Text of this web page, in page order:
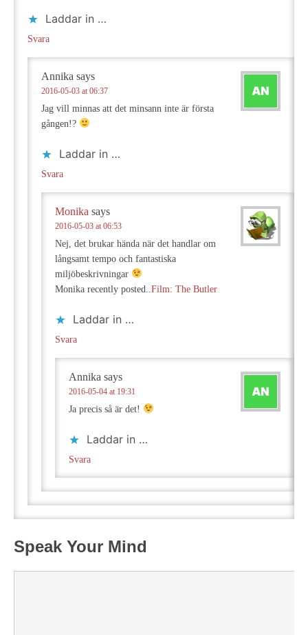
Laddar in …
Svara
Annika says
2016-05-03 at 06:37
Jag vill minnas att det minsann inte är första
gången!?
Laddar in …
Svara
Monika says
2016-05-03 at 06:53
Nej, det brukar hända när det handlar om
långsamt tempo och fantastiska
miljöbeskrivningar
Monika recently posted..Film: The Butler
Laddar in …
Svara
Annika says
2016-05-04 at 19:31
Ja precis så är det!
Laddar in …
Svara
Speak Your Mind